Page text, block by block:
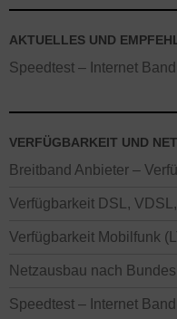
AKTUELLES UND
Speedtest – Internet
VERFÜGBARKEIT UND
Breitband Anbieter –
Verfügbarkeit DSL,
Verfügbarkeit Mobilfunk
Netzausbau nach
Speedtest – Internet